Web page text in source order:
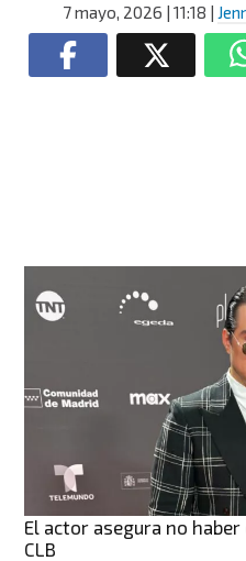
7 mayo, 2026 | 11:18 |
El actor asegura no
CLB